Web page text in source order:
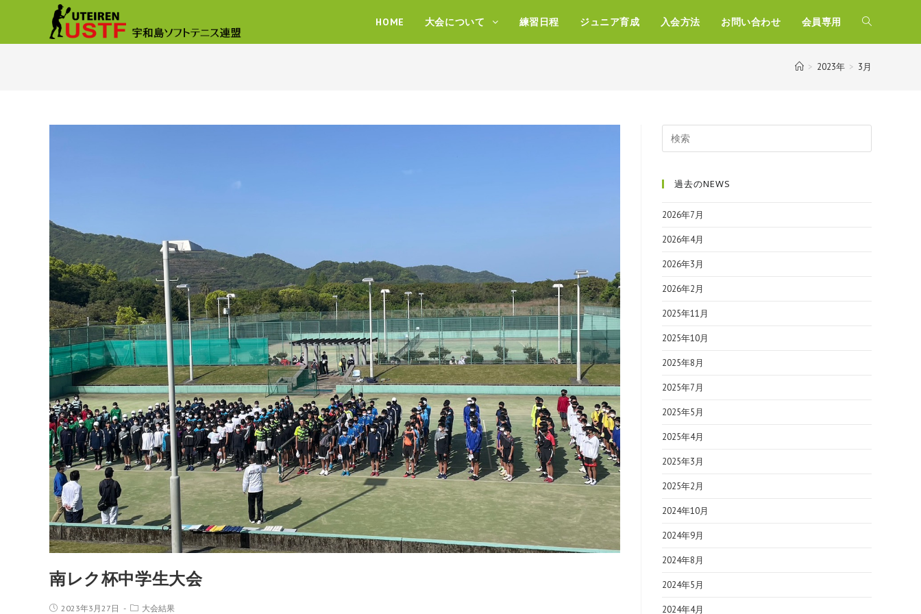
HOME 大会について 練習日程 ジュニア育成 入会方法 お問い合わせ 会員専用
> 2023年 > 3月
南レク杯中学生大会
2023年3月27日 大会結果
過去のNEWS
2026年7月
2026年4月
2026年3月
2026年2月
2025年11月
2025年10月
2025年8月
2025年7月
2025年5月
2025年4月
2025年3月
2025年2月
2024年10月
2024年9月
2024年8月
2024年5月
2024年4月